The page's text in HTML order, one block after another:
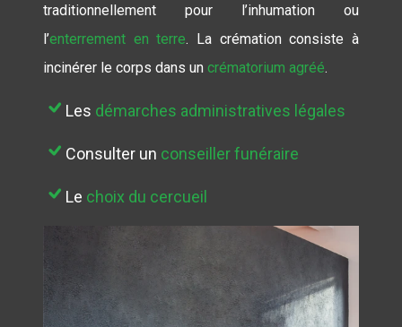
traditionnellement pour l’inhumation ou
l’enterrement en terre. La crémation consiste à
incinérer le corps dans un crématorium agréé.
Les démarches administratives légales
Consulter un conseiller funéraire
Le choix du cercueil